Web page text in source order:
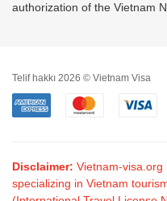
authorization of the Vietnam
Telif hakkı 2026 © Vietnam Visa
Disclaimer: Vietnam-
specializing in Vietnam